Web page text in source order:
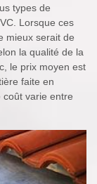
types de
Lorsque ces
mieux serait de
la qualité de la
le prix moyen est
faite en
coût varie entre